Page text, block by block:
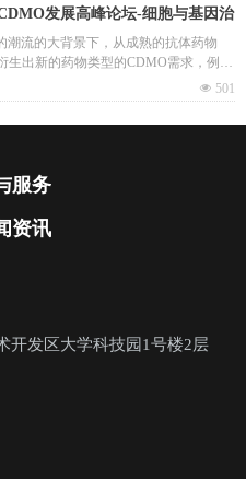
制品年会（CBioPC2020）”于珠海盛大
积极参与历年生物制品年会的疫苗工艺
物工程有限公司（以下简称“兰州民
多品牌及产品“亮相”中国生物制品年
发展高峰论坛-细胞与基因治
潮流的大背景下，从成熟的抗体药物
生出新的药物类型的CDMO需求，例如
因治疗、新型抗体治疗、微生物药物、
些领域也涌现出诸多的优秀企业。行业
넶 501
服务
资讯
开发区大学科技园1号楼2层